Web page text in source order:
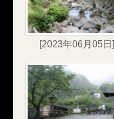
[2023年06月05日]